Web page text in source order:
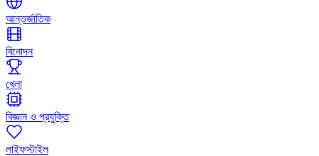
আন্তর্জাতিক
বিনোদন
খেলা
বিজ্ঞান ও প্রযুক্তি
লাইফস্টাইল